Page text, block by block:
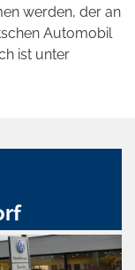
werden, der an
Automobil
ist unter